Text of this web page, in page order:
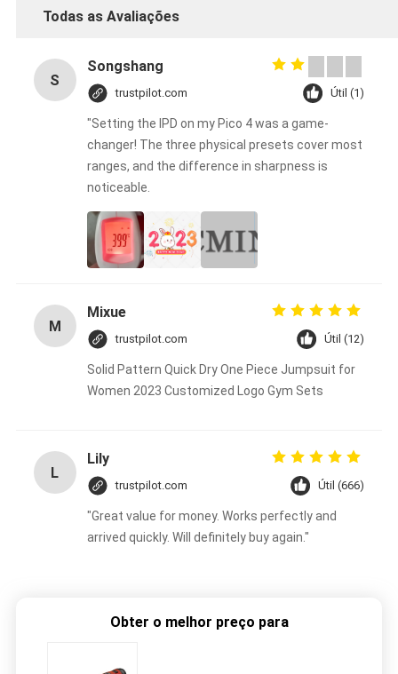
Todas as Avaliações
S
Songshang
trustpilot.com Útil (1)
"Setting the IPD on my Pico 4 was a game-
changer! The three physical presets cover most
ranges, and the difference in sharpness is
noticeable.
M
Mixue
trustpilot.com Útil (12)
Solid Pattern Quick Dry One Piece Jumpsuit for
Women 2023 Customized Logo Gym Sets
L
Lily
trustpilot.com Útil (666)
"Great value for money. Works perfectly and
arrived quickly. Will definitely buy again."
Obter o melhor preço para